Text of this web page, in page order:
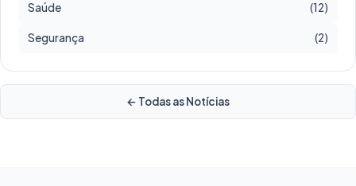
Saúde (12)
Segurança (2)
← Todas as Notícias